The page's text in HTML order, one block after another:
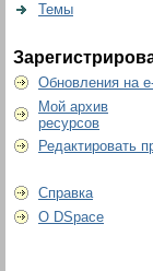
Темы
Обновления на
Мой архив
ресурсов
Редактировать
Справка
О DSpace